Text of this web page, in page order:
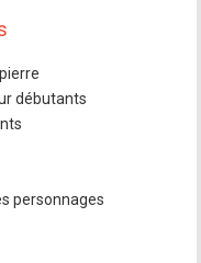
débutants
personnages